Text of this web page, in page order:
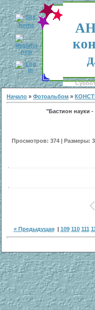
Начало » Фотоальбом »
"Бастион науки -
Просмотров: 374 | Размеры:
« Предыдущая| 109 110 111